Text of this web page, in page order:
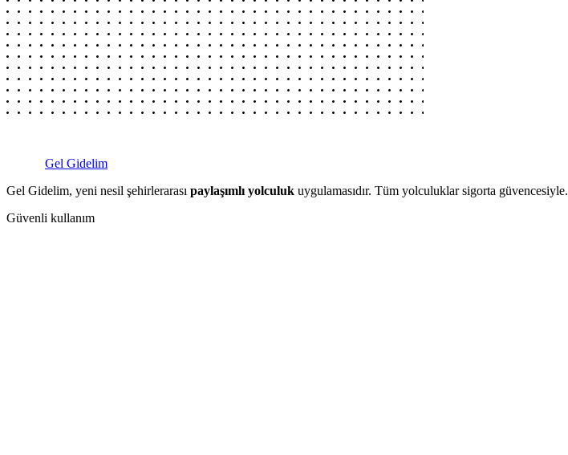
Gel Gidelim
Gel Gidelim, yeni nesil şehirlerarası paylaşımlı yolculuk uygulamasıdır. Tüm yolculuklar sigorta güvencesiyle.
Güvenli kullanım